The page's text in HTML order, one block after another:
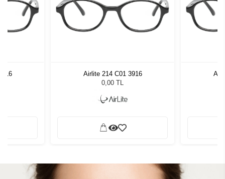
Airlite 214 C01 3916
0,00 TL